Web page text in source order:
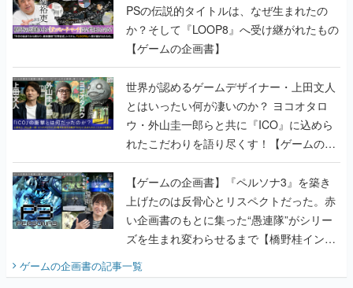
PSの伝説的タイトルは、なぜ生まれたの
か？そして『LOOP8』へ受け継がれたもの
【ゲームの企画書】
世界が認めるゲームデザイナー・上田文人
とはいったい何が凄いのか？ ヨコオタロ
ウ・外山圭一郎らと共に『ICO』に込めら
れたこだわりを語り尽くす！【ゲームの企
画書】
【ゲームの企画書】『ペルソナ3』を築き
上げたのは反骨心とリスペクトだった。赤
い企画書のもとに集った“愚連隊”がシリー
ズを生まれ変わらせるまで【橋野桂インタ
ゲームの企画書の記事一覧